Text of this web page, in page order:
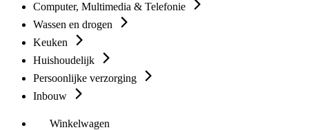
Computer, Multimedia & Telefonie
Wassen en drogen
Keuken
Huishoudelijk
Persoonlijke verzorging
Inbouw
Winkelwagen